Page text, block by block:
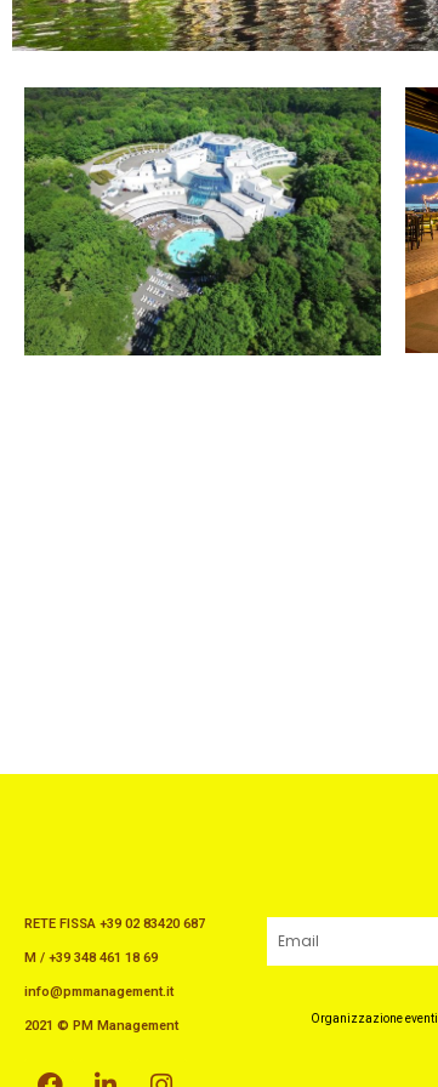
RETE FISSA +39 02 83420 687
M / +39 348 461 18 69
info@pmmanagement.it
2021 © PM Management
F
L
I
Email
Organizzazione eventi